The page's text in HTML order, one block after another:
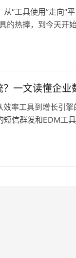
“工具使用”走向“
的热捧，到今天开
一文读懂企业
效率工具到增长引
信群发和EDM工